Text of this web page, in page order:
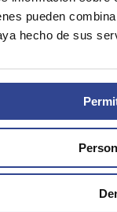
pueden
hecho de sus